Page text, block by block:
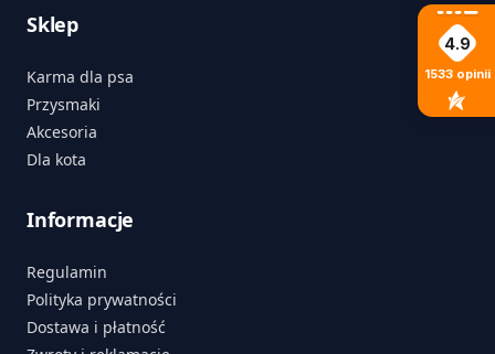
Sklep
Karma dla psa
Przysmaki
Akcesoria
Dla kota
Informacje
Regulamin
Polityka prywatności
Dostawa i płatność
4.9
1533 opinii